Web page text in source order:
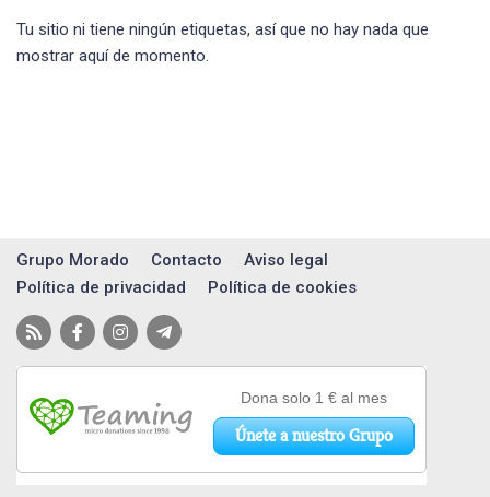
Tu sitio ni tiene ningún etiquetas, así que no hay nada que
mostrar aquí de momento.
Grupo Morado Contacto
Aviso legal
Política de privacidad
Política de cookies